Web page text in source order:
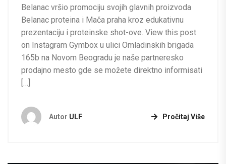
Belanac vršio promociju svojih glavnih proizvoda
Belanac proteina i Mača praha kroz edukativnu
prezentaciju i proteinske shot-ove. View this post
on Instagram Gymbox u ulici Omladinskih brigada
165b na Novom Beogradu je naše partneresko
prodajno mesto gde se možete direktno informisati
[…]
Autor ULF Pročitaj Više